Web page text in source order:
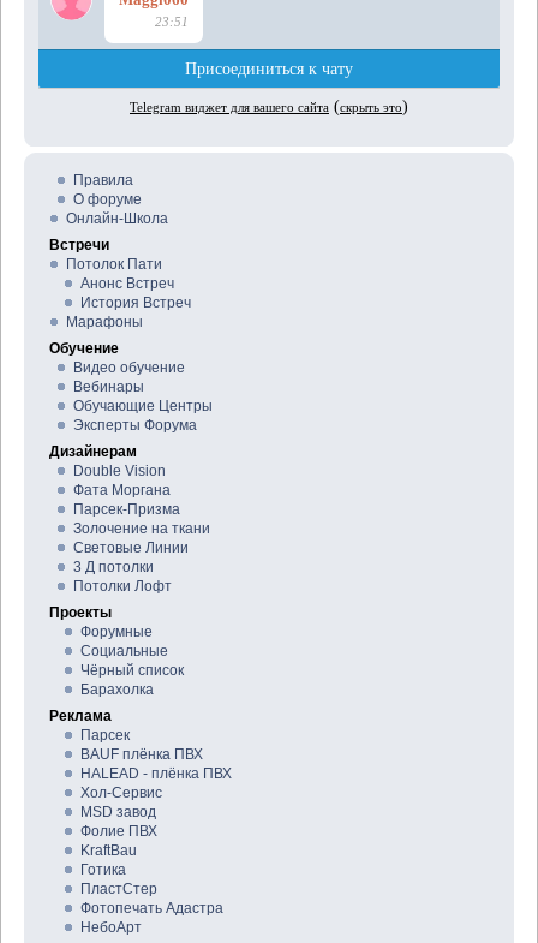
Правила
О форуме
Онлайн-Школа
Встречи
Потолок Пати
Анонс Встреч
История Встреч
Марафоны
Обучение
Видео обучение
Вебинары
Обучающие Центры
Эксперты Форума
Дизайнерам
Double Vision
Фата Моргана
Парсек-Призма
Золочение на ткани
Световые Линии
3 Д потолки
Потолки Лофт
Проекты
Форумные
Социальные
Чёрный список
Барахолка
Реклама
Парсек
BAUF плёнка ПВХ
HALEAD - плёнка ПВХ
Хол-Сервис
MSD завод
Фолие ПВХ
KraftBau
Готика
ПластСтер
Фотопечать Адастра
НебоАрт